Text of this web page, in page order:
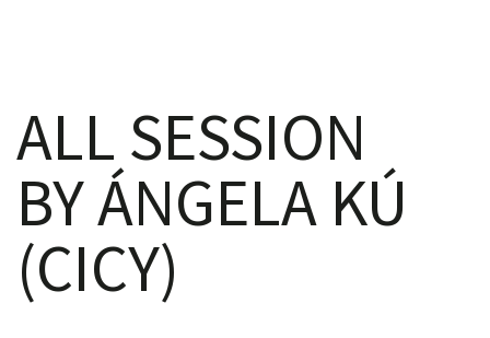
ALL SESSION
BY ÁNGELA KÚ
(CICY)